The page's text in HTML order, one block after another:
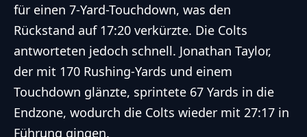
für einen 7-Yard-Touchdown, was den
Rückstand auf 17:20 verkürzte. Die Colts
antworteten jedoch schnell. Jonathan Taylor,
der mit 170 Rushing-Yards und einem
Touchdown glänzte, sprintete 67 Yards in die
Endzone, wodurch die Colts wieder mit 27:17 in
Führung gingen.